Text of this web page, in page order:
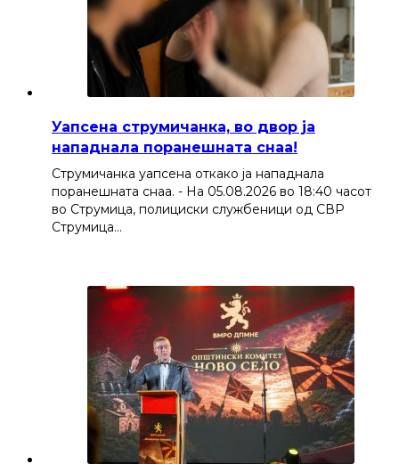
Уапсена струмичанка, во двор ја
нападнала поранешната снаа!
Струмичанка уапсена откако ја нападнала
поранешната снаа. - На 05.08.2026 во 18:40 часот
во Струмица, полициски службеници од СВР
Струмица…